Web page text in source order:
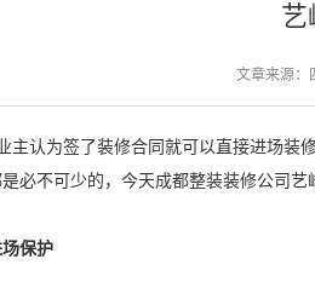
艺
文章来源
主认为签了装修合同就可以直接进场装
必不可少的，今天成都整装装修公司
保护